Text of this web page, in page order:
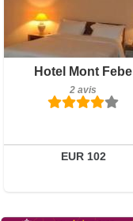
Hotel Mont Febe
2 avis
EUR 102
2 avis
Détails
Réserver